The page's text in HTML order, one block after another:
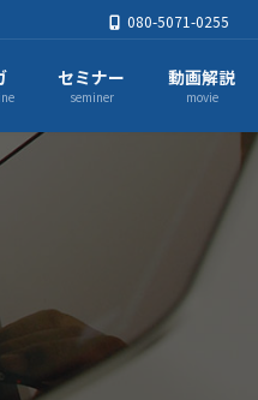
080-5071-0255
セミナー
seminer
動画解説
movie